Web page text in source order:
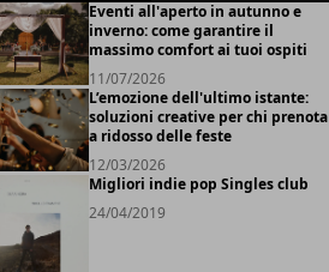
Eventi all'aperto in autunno e
inverno: come garantire il
massimo comfort ai tuoi ospiti
11/07/2026
L’emozione dell'ultimo istante:
soluzioni creative per chi prenota
a ridosso delle feste
12/03/2026
Migliori indie pop Singles club
24/04/2019